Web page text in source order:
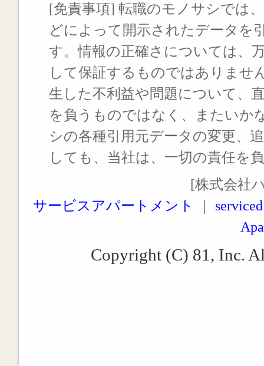
[免責事項] 転職のモノサシでは
どによって開示されたデータを
す。情報の正確さについては、
して保証するものではありませ
生した不利益や問題について、
を負うものではなく、またいか
シの各種引用元データの変更、
しても、当社は、一切の責任を
[株式会社
サービスアパートメント
Copyright (C) 81, Inc.